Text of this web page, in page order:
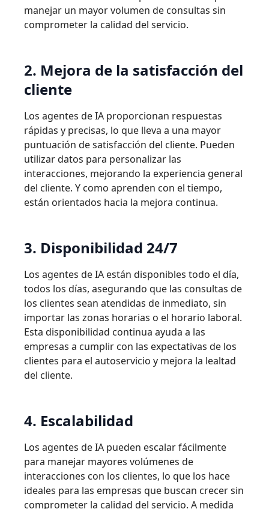
manejar un mayor volumen de consultas sin
comprometer la calidad del servicio.
2. Mejora de la satisfacción del
cliente
Los agentes de IA proporcionan respuestas
rápidas y precisas, lo que lleva a una mayor
puntuación de satisfacción del cliente. Pueden
utilizar datos para personalizar las
interacciones, mejorando la experiencia general
del cliente. Y como aprenden con el tiempo,
están orientados hacia la mejora continua.
3. Disponibilidad 24/7
Los agentes de IA están disponibles todo el día,
todos los días, asegurando que las consultas de
los clientes sean atendidas de inmediato, sin
importar las zonas horarias o el horario laboral.
Esta disponibilidad continua ayuda a las
empresas a cumplir con las expectativas de los
clientes para el autoservicio y mejora la lealtad
del cliente.
4. Escalabilidad
Los agentes de IA pueden escalar fácilmente
para manejar mayores volúmenes de
interacciones con los clientes, lo que los hace
ideales para las empresas que buscan crecer sin
comprometer la calidad del servicio. A medida